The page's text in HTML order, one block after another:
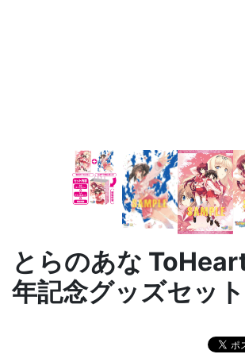
とらのあな
年記念グッズセット